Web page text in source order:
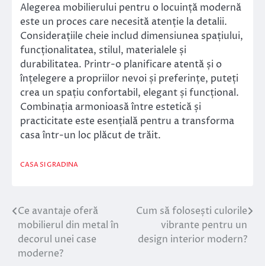
Alegerea mobilierului pentru o locuință modernă
este un proces care necesită atenție la detalii.
Considerațiile cheie includ dimensiunea spațiului,
funcționalitatea, stilul, materialele și
durabilitatea. Printr-o planificare atentă și o
înțelegere a propriilor nevoi și preferințe, puteți
crea un spațiu confortabil, elegant și funcțional.
Combinația armonioasă între estetică și
practicitate este esențială pentru a transforma
casa într-un loc plăcut de trăit.
CASA SI GRADINA
Navigare
în
articole
Ce avantaje oferă
mobilierul din metal în
decorul unei case
moderne?
Cum să folosești culorile
vibrante pentru un
design interior modern?